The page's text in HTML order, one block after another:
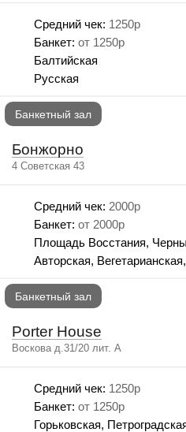
вариант, основываясь
Banketof.ru – это удобный
самых крутых банкетных залов
Средний чек: 1250р
Банкет: от 1250р
Балтийская
Русская
Банкетный зал
Бонжорно
4 Советская 43
Средний чек: 2000р
Банкет: от 2000р
Площадь Восстания,
Банкетный зал
Porter House
Воскова д.31/20 лит. А
Средний чек: 1250р
Банкет: от 1250р
Горьковская,